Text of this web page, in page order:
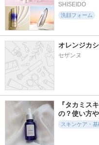
オペラ
用浸
肌ラボ
5.3
7288件
スクラブ
キャンメイク
クリ
DUO(
SHISEIDO
洗顔フォーム
オレンジカ
セザンヌ
『タカミス
の？使い方
スキンケア・